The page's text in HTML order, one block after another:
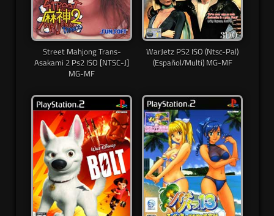
Street Mahjong Trans-
Asakami 2 Ps2 ISO [NTSC-J]
MG-MF
WarJetz PS2 ISO (Ntsc-Pal)
(Español/Multi) MG-MF